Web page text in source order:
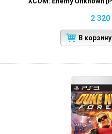
2 320
В корзину